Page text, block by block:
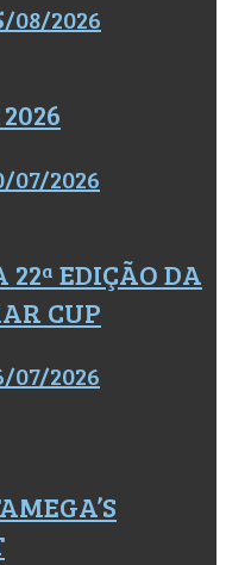
08/2026
07/2026
EDIÇÃO DA
CUP
07/2026